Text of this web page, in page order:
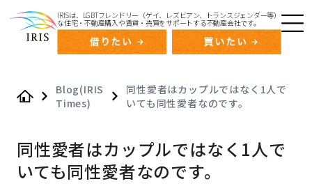
IRISは、LGBTフレンドリー（ゲイ、レズビアン、トランスジェンダー等）
な住宅・不動産購入や賃貸・売買をサポートする不動産会社です。
Blog(IRIS
Times)
同性愛者はカップルではなく1人で
いても同性愛者なのです。
同性愛者はカップルではなく1人で
いても同性愛者なのです。